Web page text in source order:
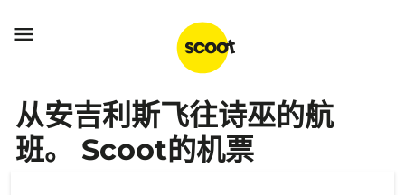

从安吉利斯飞往诗巫的航
班。 Scoot的机票